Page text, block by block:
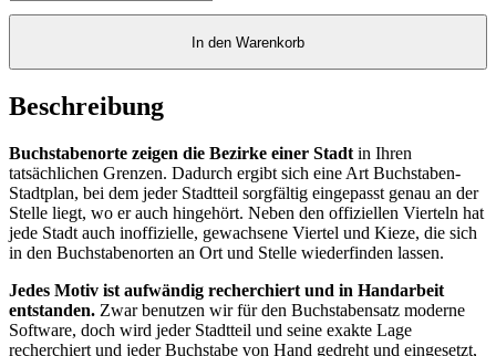
In den Warenkorb
Beschreibung
Buchstabenorte zeigen die Bezirke einer Stadt in Ihren
tatsächlichen Grenzen. Dadurch ergibt sich eine Art Buchstaben-
Stadtplan, bei dem jeder Stadtteil sorgfältig eingepasst genau an der
Stelle liegt, wo er auch hingehört. Neben den offiziellen Vierteln hat
jede Stadt auch inoffizielle, gewachsene Viertel und Kieze, die sich
in den Buchstabenorten an Ort und Stelle wiederfinden lassen.
Jedes Motiv ist aufwändig recherchiert und in Handarbeit
entstanden. Zwar benutzen wir für den Buchstabensatz moderne
Software, doch wird jeder Stadtteil und seine exakte Lage
recherchiert und jeder Buchstabe von Hand gedreht und eingesetzt,